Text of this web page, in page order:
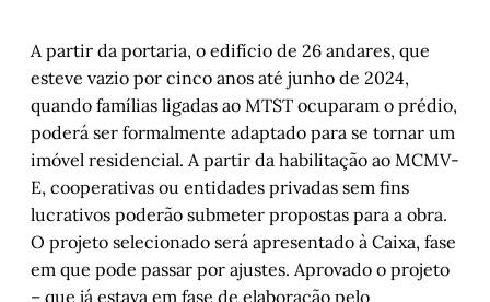
A partir da portaria, o edifício de 26 andares, que
esteve vazio por cinco anos até junho de 2024,
quando famílias ligadas ao MTST ocuparam o prédio,
poderá ser formalmente adaptado para se tornar um
imóvel residencial. A partir da habilitação ao MCMV-
E, cooperativas ou entidades privadas sem fins
lucrativos poderão submeter propostas para a obra.
O projeto selecionado será apresentado à Caixa, fase
em que pode passar por ajustes. Aprovado o projeto
– que já estava em fase de elaboração pelo